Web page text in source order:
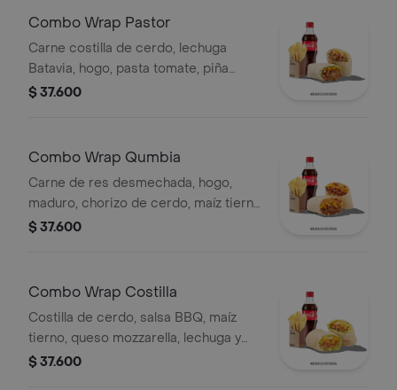
Combo Wrap Pastor
Carne costilla de cerdo, lechuga
Batavia, hogo, pasta tomate, piña
calada asada, cebolla, papas y bebida.
$ 37.600
Combo Wrap Qumbia
Carne de res desmechada, hogo,
maduro, chorizo de cerdo, maíz tierno
y salsa Qbano, papas y bebida.
$ 37.600
Combo Wrap Costilla
Costilla de cerdo, salsa BBQ, maíz
tierno, queso mozzarella, lechuga y
salsa Qbano, papas a la francesa y
$ 37.600